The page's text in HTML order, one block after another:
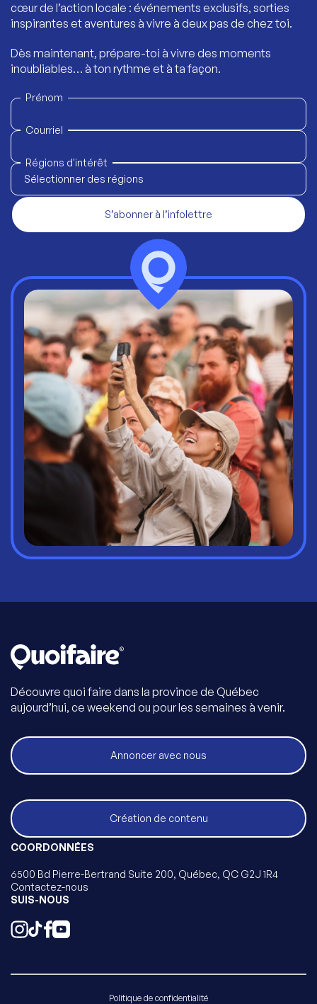
cœur de l’action locale : événements exclusifs, sorties
inspirantes et aventures à vivre à deux pas de chez toi.
Dès maintenant, prépare-toi à vivre des moments
inoubliables… à ton rythme et à ta façon.
Prénom
Courriel
Régions d'intérêt
Sélectionner des régions
S’abonner à l’infolettre
Découvre quoi faire dans la province de Québec
aujourd’hui, ce weekend ou pour les semaines à venir.
Annoncer avec nous
Création de contenu
COORDONNÉES
6500 Bd Pierre-Bertrand Suite 200, Québec, QC G2J 1R4
Contactez-nous
SUIS-NOUS
Politique de confidentialité